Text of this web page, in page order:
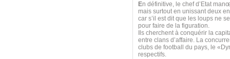
En définitive, le chef d’Etat
mais surtout en unissant deux
car s’il est dit que les loups ne
pour faire de la figuration.
Ils cherchent à conquérir la
entre clans d’affaire. La
clubs de football du pays, le
respectifs.